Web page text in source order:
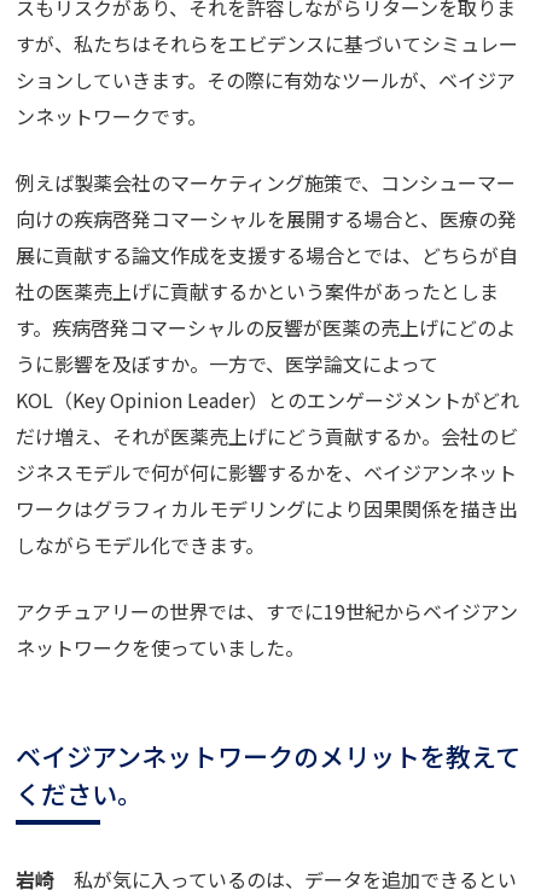
スもリスクがあり、それを許容しながらリターンを取りま
すが、私たちはそれらをエビデンスに基づいてシミュレー
ションしていきます。その際に有効なツールが、ベイジア
ンネットワークです。
例えば製薬会社のマーケティング施策で、コンシューマー
向けの疾病啓発コマーシャルを展開する場合と、医療の発
展に貢献する論文作成を支援する場合とでは、どちらが自
社の医薬売上げに貢献するかという案件があったとしま
す。疾病啓発コマーシャルの反響が医薬の売上げにどのよ
うに影響を及ぼすか。一方で、医学論文によって
KOL （Key Opinion Leader）とのエンゲージメントがどれ
だけ増え、それが医薬売上げにどう貢献するか。会社のビ
ジネスモデルで何が何に影響するかを、ベイジアンネット
ワークはグラフィカルモデリングにより因果関係を描き出
しながらモデル化できます。
アクチュアリーの世界では、すでに19世紀からベイジアン
ネットワークを使っていました。
ベイジアンネットワークのメリットを教えて
ください。
岩崎私が気に入っているのは、データを追加できるとい